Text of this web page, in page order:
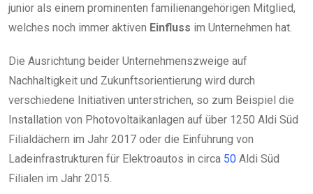
junior als einem prominenten familienangehörigen Mitglied,
welches noch immer aktiven Einfluss im Unternehmen hat.
Die Ausrichtung beider Unternehmenszweige auf
Nachhaltigkeit und Zukunftsorientierung wird durch
verschiedene Initiativen unterstrichen, so zum Beispiel die
Installation von Photovoltaikanlagen auf über 1250 Aldi Süd
Filialdächern im Jahr 2017 oder die Einführung von
Ladeinfrastrukturen für Elektroautos in circa 50 Aldi Süd
Filialen im Jahr 2015.